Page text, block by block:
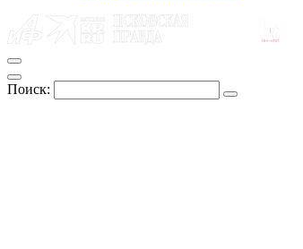
Поиск: